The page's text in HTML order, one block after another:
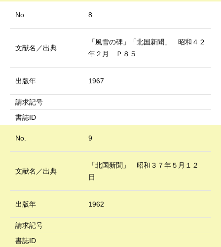
No. 8
文献名／出典
「風雪の碑」「北国新聞」 昭和４２
年２月 Ｐ８５
出版年 1967
請求記号
書誌ID
No. 9
文献名／出典
「北国新聞」 昭和３７年５月１２
日
出版年 1962
請求記号
書誌ID